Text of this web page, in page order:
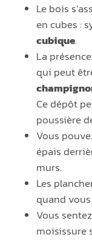
Le bois
en cubes :
cubique.
La
qui peut
Ce dépôt
poussière
Vous
épais
murs.
Les
quand
Vous
moisissure